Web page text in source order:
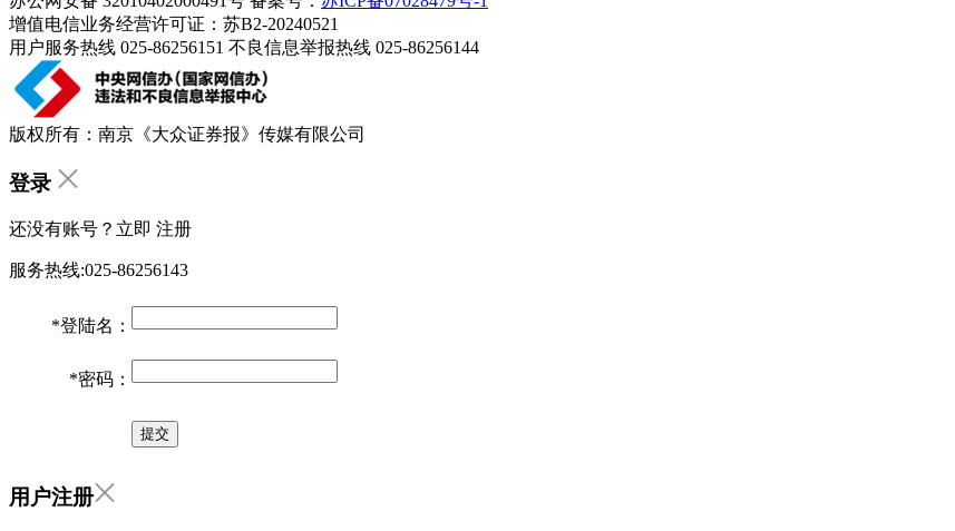
增值电信业务经营许可证：苏B2-20240521
用户服务热线 025-86256151 不良信息举报热线 025-86256144
版权所有：南京《大众证券报》传媒有限公司
登录
还没有账号？立即 注册
服务热线:025-86256143
*登陆名：
*密码：
用户注册